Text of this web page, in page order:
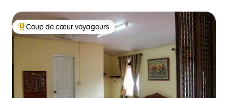
Coups de cœur voyageurs les plus appréciés
Coup de cœur voyageurs